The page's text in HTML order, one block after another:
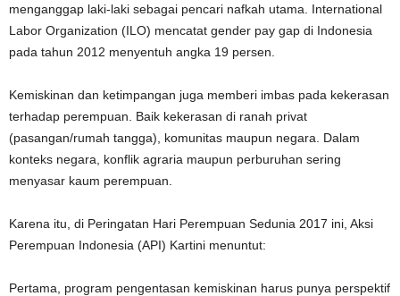
menganggap laki-laki sebagai pencari nafkah utama. International
Labor Organization (ILO) mencatat gender pay gap di Indonesia
pada tahun 2012 menyentuh angka 19 persen.
Kemiskinan dan ketimpangan juga memberi imbas pada kekerasan
terhadap perempuan. Baik kekerasan di ranah privat
(pasangan/rumah tangga), komunitas maupun negara. Dalam
konteks negara, konflik agraria maupun perburuhan sering
menyasar kaum perempuan.
Karena itu, di Peringatan Hari Perempuan Sedunia 2017 ini, Aksi
Perempuan Indonesia (API) Kartini menuntut:
Pertama, program pengentasan kemiskinan harus punya perspektif